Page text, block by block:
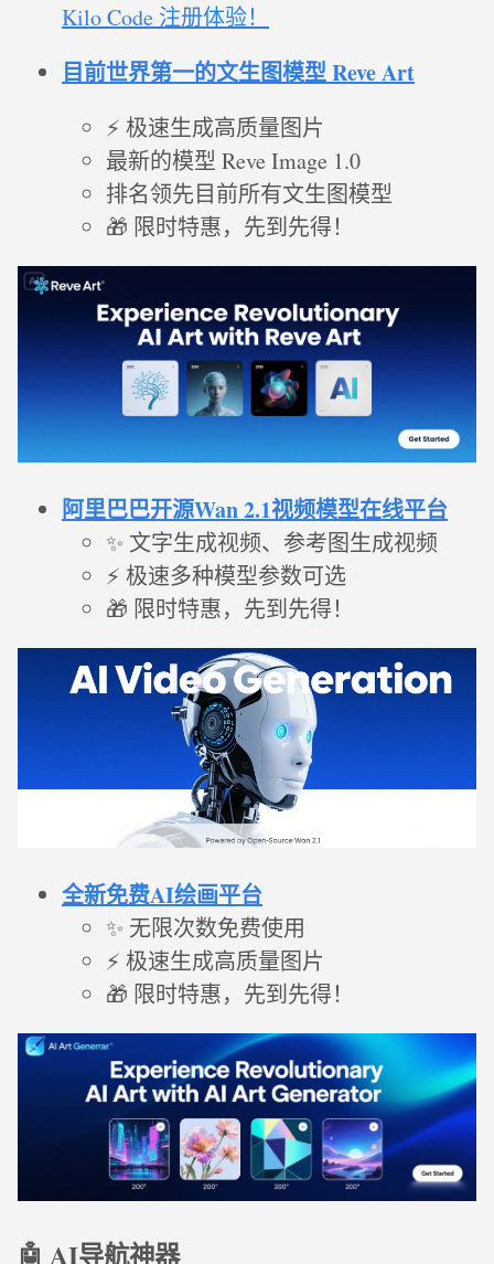
Kilo Code 注册体验！
目前世界第一的文生图模型 Reve Art
⚡ 极速生成高质量图片
最新的模型 Reve Image 1.0
排名领先目前所有文生图模型
🎁 限时特惠，先到先得！
阿里巴巴开源Wan 2.1视频模型在线平台
✨ 文字生成视频、参考图生成视频
⚡ 极速多种模型参数可选
🎁 限时特惠，先到先得！
全新免费AI绘画平台
✨ 无限次数免费使用
⚡ 极速生成高质量图片
🎁 限时特惠，先到先得！
🤖 AI导航神器